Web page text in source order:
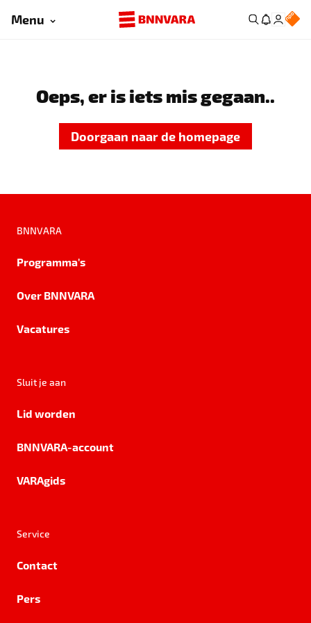
Menu
Oeps, er is iets mis gegaan..
Doorgaan naar de homepage
BNNVARA
Programma's
Over BNNVARA
Vacatures
Sluit je aan
Lid worden
BNNVARA-account
VARAgids
Service
Contact
Pers